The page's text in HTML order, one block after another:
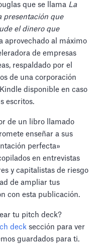
que se llama La
presentación que
el dinero que
aprovechado al máximo
de empresas
respaldado por el
de una corporación
disponible en caso
escritos.
de un libro llamado
enseñar a sus
perfecta»
en entrevistas
y capitalistas de riesgo
de ampliar tus
con esta publicación.
tu pitch deck?
deck sección para ver
guardados para ti.